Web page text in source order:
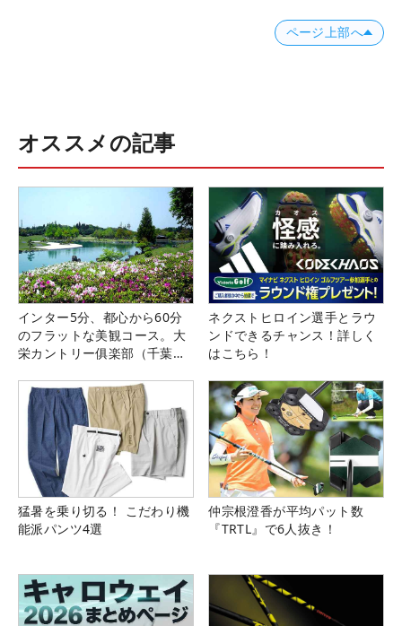
ページ上部へ
オススメの記事
インター5分、都心から60分
のフラットな美観コース。大
栄カントリー俱楽部（千葉
ネクストヒロイン選手とラウ
ンドできるチャンス！詳しく
はこちら！
猛暑を乗り切る！ こだわり機
能派パンツ4選
仲宗根澄香が平均パット数
『TRTL』で6人抜き！